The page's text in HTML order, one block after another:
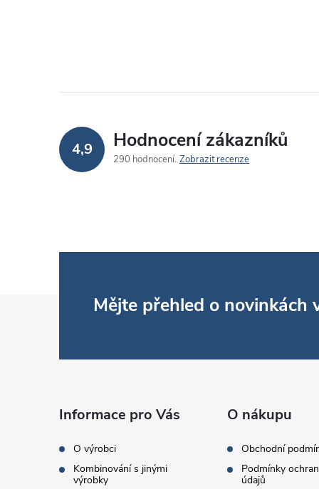
4,9 Hodnocení zákazníků
290 hodnocení Zobrazit recenze
Mějte přehled o novinkách
Informace pro Vás
O výrobci
Kombinování s jinými
výrobky
O nákupu
Obchodní
Podmínky
údajů